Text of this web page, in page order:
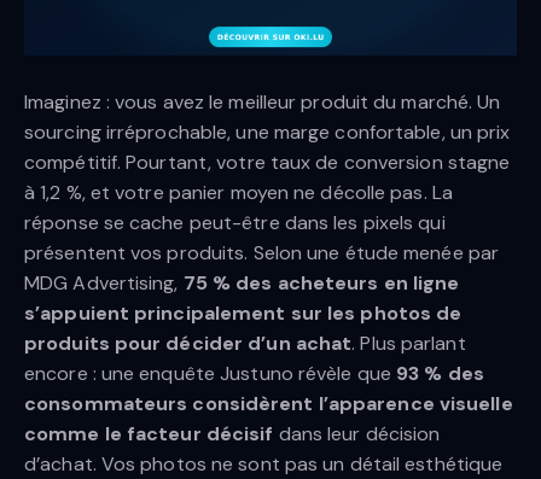
Imaginez : vous avez le meilleur produit du marché. Un
sourcing irréprochable, une marge confortable, un prix
compétitif. Pourtant, votre taux de conversion stagne
à 1,2 %, et votre panier moyen ne décolle pas. La
réponse se cache peut-être dans les pixels qui
présentent vos produits. Selon une étude menée par
MDG Advertising, 75 % des acheteurs en ligne
s’appuient principalement sur les photos de
produits pour décider d’un achat. Plus parlant
encore : une enquête Justuno révèle que 93 % des
consommateurs considèrent l’apparence visuelle
comme le facteur décisif dans leur décision
d’achat. Vos photos ne sont pas un détail esthétique